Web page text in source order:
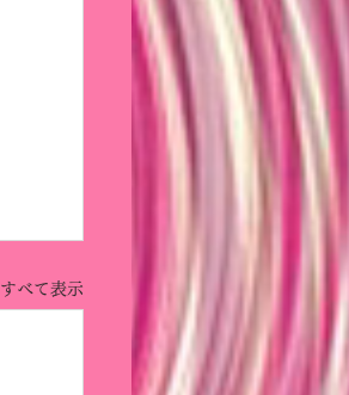
すべて表示